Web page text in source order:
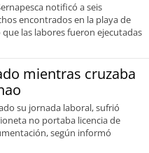
notificó a seis
encontrados en la playa de
las labores fueron ejecutadas
mientras cruzaba
su jornada laboral, sufrió
no portaba licencia de
según informó